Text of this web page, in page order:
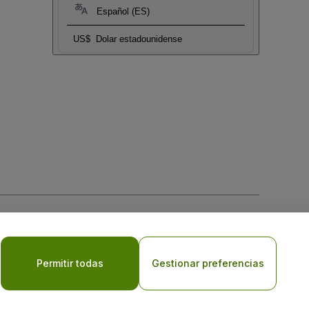
Español (ES)
US$ Dolar estadounidense
laPolítica de Privacidad para Móviles
Permitir todas Gestionar preferencias